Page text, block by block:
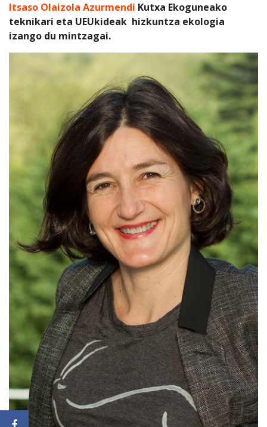
Itsaso Olaizola Azurmendi Kutxa Ekoguneako
teknikari eta UEUkideak hizkuntza ekologia
izango du mintzagai.